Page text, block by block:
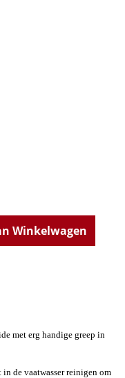
met erg handige greep in
de vaatwasser reinigen om